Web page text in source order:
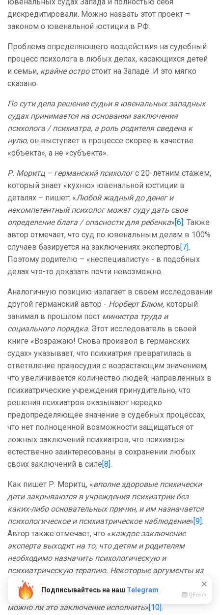
дискредитировали. Можно назвать этот проект –
законом о ювенальной юстиции в РФ.
Проблема определяющего воздействия на судебный
процесс психолога в любых делах, касающихся детей
и семьи, крайне остростоит на Западе. И это мягко
сказано.
По сути дела решение судьи в ювенальных западных
судах принимается на основании заключения
психолога / психиатра, а роль родителя сведена к
нулю, он выступает в процессе скорее в качестве
«объекта», а не «субъекта».
Р. Моритц – германский психологс 20-летним стажем,
который знает «кухню» ювенальной юстиции в
деталях – пишет: «Любой жадный до денег и
некомпетентный психолог может суду дать свое
определение блага / опасности для ребенка»[6]. Также
автор отмечает, что суд по ювенальным делам в 100%
случаев базируется на заключениях экспертов[7].
Поэтому родителю – «неспециалисту» - в подобных
делах что-то доказать почти невозможно.
Аналогичную позицию излагает в своем исследовании
другой германский автор - Норберт Блюм, который
занимал в прошлом пост министра труда и
социального порядка. Этот исследователь в своей
книге «Возражаю! Снова произвол в германских
судах» указывает, что психиатрия превратилась в
ответвление правосудия с возрастающим значением,
что увеличивается количество людей, направленных в
психиатрические учреждения принудительно, что
решения психиатров оказывают нередко
предопределяющее значение в судебных процессах,
что нет полноценной возможности защищаться от
ложных заключений психиатров, что психиатры
естественно заинтересованы в сохранении любых
своих заключений в силе[8].
Как пишет Р. Моритц, «вполне здоровые психически
дети закрываются в учреждения психиатрии без
каких-либо основательных причин, и им назначается
психологическое и психиатрическое наблюдение»[9].
Автор также отмечает, что «каждое заключение
эксперта выходит на то, что детям и родителям
необходимо назначить психологическую и
психиатрическую терапию. Некоторые аргументы из
заключений настолько «притянуты за уши», что
человек в здравом рассудке будет сомневаться,
можно ли это заключение исполнить»[10].
Подписывайтесь на наш Telegram